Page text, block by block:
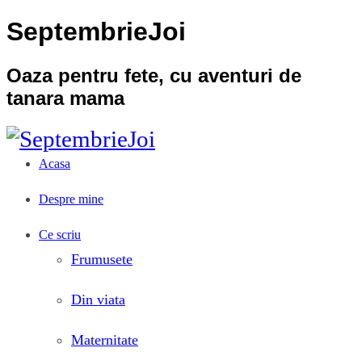
SeptembrieJoi
Oaza pentru fete, cu aventuri de
tanara mama
Acasa
Despre mine
Ce scriu
Frumusete
Din viata
Maternitate